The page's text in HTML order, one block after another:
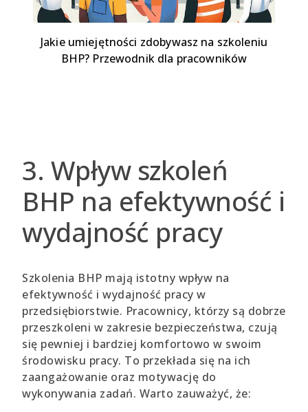
Jakie umiejętności zdobywasz na szkoleniu
BHP? Przewodnik dla pracowników
3. Wpływ szkoleń
BHP na efektywność i
wydajność pracy
Szkolenia BHP mają istotny wpływ na
efektywność i wydajność pracy w
przedsiębiorstwie. Pracownicy, którzy są dobrze
przeszkoleni w zakresie bezpieczeństwa, czują
się pewniej i bardziej komfortowo w swoim
środowisku pracy. To przekłada się na ich
zaangażowanie oraz motywację do
wykonywania zadań. Warto zauważyć, że: